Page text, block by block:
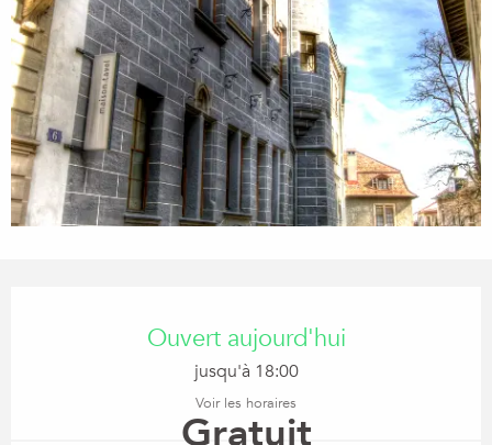
Ouvert aujourd'hui
jusqu'à 18:00
Voir les horaires
Gratuit